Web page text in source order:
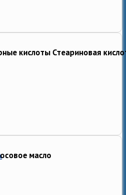
кислоты Стеариновая
масло